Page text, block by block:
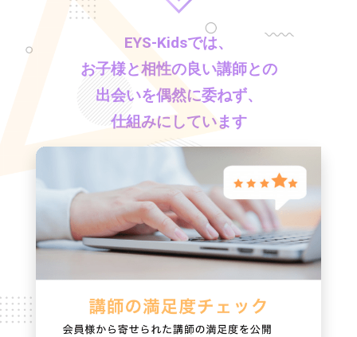
EYS-Kidsでは、
お子様と相性の良い講師との
出会いを偶然に委ねず、
仕組みにしています